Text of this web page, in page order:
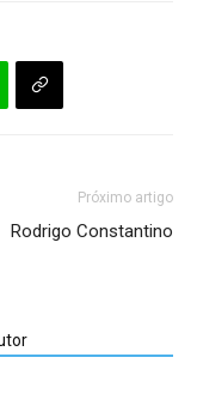
Próximo artigo
Rodrigo Constantino